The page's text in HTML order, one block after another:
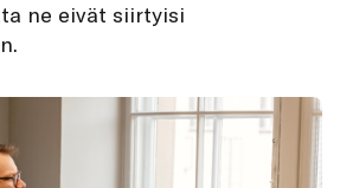
ne eivät siirtyisi